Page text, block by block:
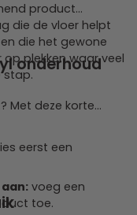
product
die de vloer helpt
die het gewone
plekken waar veel
stap.onderhoud
Met deze korte
eerst een
voeg een
toe.